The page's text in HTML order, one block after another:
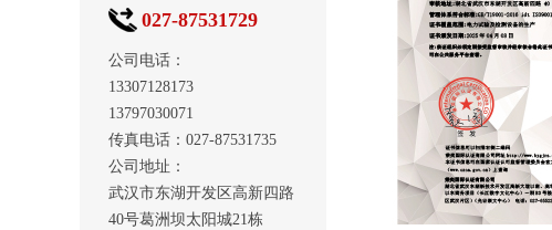
027-87531729
公司电话：
13307128173
13797030071
传真电话：027-87531735
公司地址：
武汉市东湖开发区高新四路
40号葛洲坝太阳城21栋